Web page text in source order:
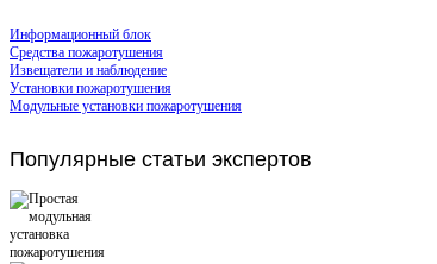
Информационный блок
Средства пожаротушения
Извещатели и наблюдение
Установки пожаротушения
Модульные установки пожаротушения
Популярные статьи экспертов